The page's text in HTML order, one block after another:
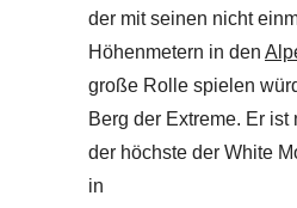
der mit seinen nicht
Höhenmetern in den
große Rolle spielen
Berg der Extreme. Er ist
der höchste der White
in